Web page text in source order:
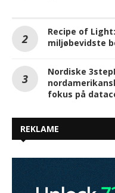
Recipe of
miljøbevidste
Nordiske
fokus på
REKLAME